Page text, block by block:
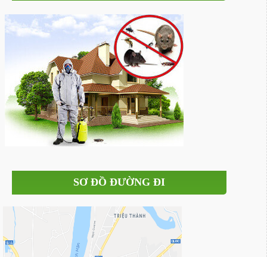
SƠ ĐỒ ĐƯỜNG ĐI